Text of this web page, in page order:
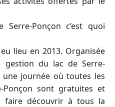
Ponçon c’est quoi
lieu en 2013. Organisée
du lac de Serre-
une journée où toutes les
sont gratuites et
faire découvrir à tous la